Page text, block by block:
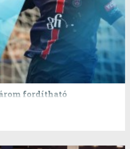
fordítható